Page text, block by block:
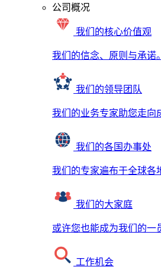
公司概况
我们的核心价值观
我们的信念、原则与承诺。
我们的领导团队
我们的业务专家助您走向
我们的各国办事处
我们的专家遍布于全球各
我们的大家庭
或许您也能成为我们的一
工作机会